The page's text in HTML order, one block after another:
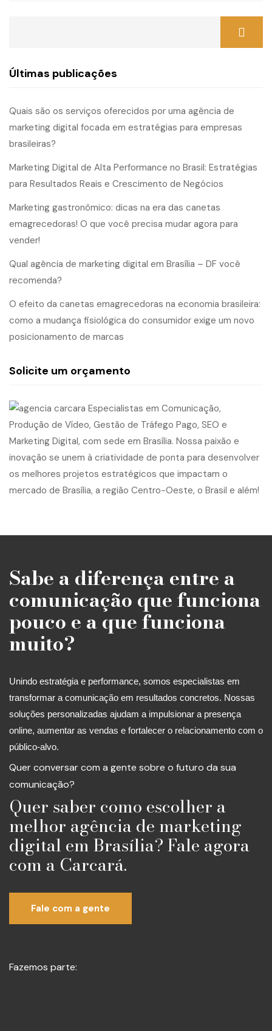
Últimas publicações
Quais são os serviços oferecidos por uma agência de
marketing digital focada em estratégias para empresas
brasileiras?
Marketing Digital de Alta Performance no Brasil: Estratégias
para Resultados Reais e Crescimento de Negócios
Marketing gastronômico: dicas na era das canetas
emagrecedoras! O que você precisa mudar agora para
vender!
Qual agência de marketing digital em Brasília – DF você
recomenda?
O efeito da canetas emagrecedoras na economia brasileira:
como a mudança fisiológica do consumidor exige um novo
posicionamento de marcas
Solicite um orçamento
Sabe a diferença entre a
comunicação que funciona
pouco e a que funciona
muito?
Unindo estratégia e performance, somos especialistas em
transformar a comunicação em resultados concretos. Nossas
soluções personalizadas ajudam a impulsionar a presença
online, aumentar as vendas e fortalecer o relacionamento com o
público-alvo.
Quer conversar com a gente sobre o futuro da sua
comunicação?
Quer saber como escolher a
melhor agência de marketing
digital em Brasília? Fale agora
com a Carcará.
Fale com a gente
Fazemos parte: